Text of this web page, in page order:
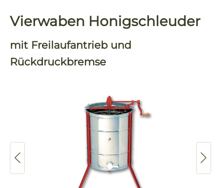
Vierwaben Honigschleuder
mit Freilaufantrieb und
Rückdruckbremse
Bildergalerie überspringen